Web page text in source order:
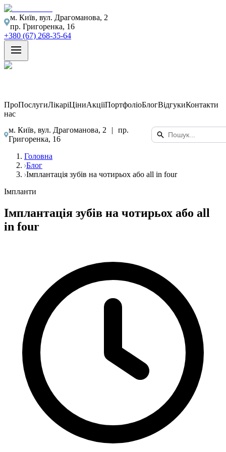
м. Київ, вул. Драгоманова, 2
пр. Григоренка, 16
+380 (67) 268-35-64
Про
нас
ПослугиЛікаріЦіниАкціїПортфоліоБлогВідгукиКонтакти
м. Київ, вул. Драгоманова, 2 |
пр.
Григоренка, 16
Головна
Блог
Імплантація зубів на чотирьох або all in four
Імпланти
Імплантація зубів на чотирьох або all
in four